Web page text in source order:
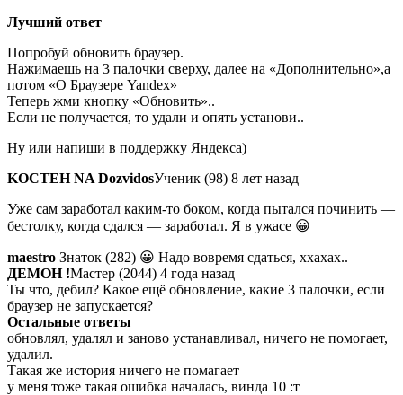
Лучший ответ
Попробуй обновить браузер.
Нажимаешь на 3 палочки сверху, далее на «Дополнительно»,а
потом «О Браузере Yandex»
Теперь жми кнопку «Обновить»..
Если не получается, то удали и опять установи..
Ну или напиши в поддержку Яндекса)
KOCTEH NA DozvidosУченик (98) 8 лет назад
Уже сам заработал каким-то боком, когда пытался починить —
бестолку, когда сдался — заработал. Я в ужасе 😀
maestro Знаток (282) 😀 Надо вовремя сдаться, ххахах..
ДЕМОН !Мастер (2044) 4 года назад
Ты что, дебил? Какое ещё обновление, какие 3 палочки, если
браузер не запускается?
Остальные ответы
обновлял, удалял и заново устанавливал, ничего не помогает,
удалил.
Такая же история ничего не помагает
у меня тоже такая ошибка началась, винда 10 :т